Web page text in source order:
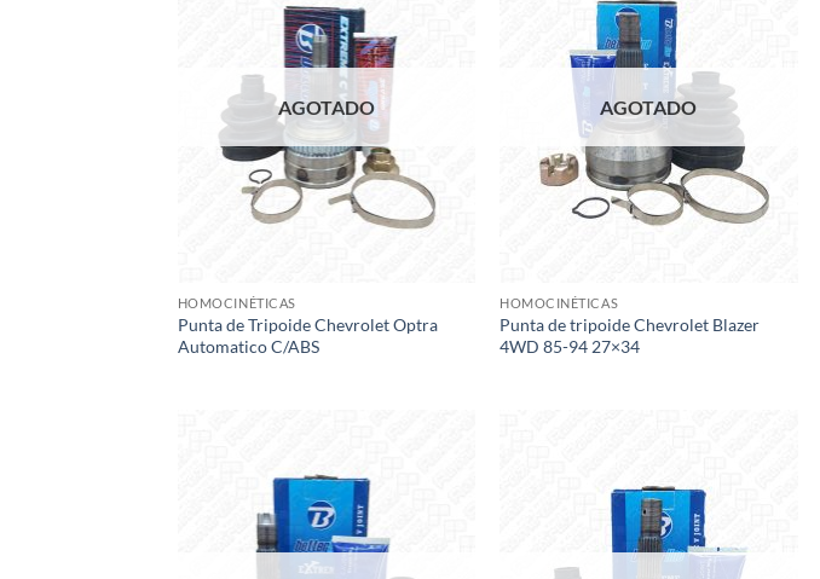
AGOTADO
HOMOCINÉTICAS
Punta de Tripoide Chevrolet Optra
Automatico C/ABS
AGOTADO
HOMOCINÉTICAS
Punta de tripoide Chevrolet Blazer
4WD 85-94 27×34